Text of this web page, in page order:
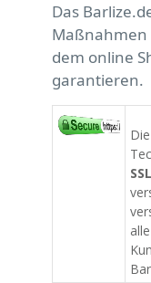
Das
dem online
garantieren.
SSL